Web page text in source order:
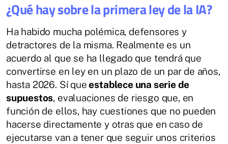
¿Qué hay sobre la primera ley de la IA?
Ha habido mucha polémica, defensores y
detractores de la misma. Realmente es un
acuerdo al que se ha llegado que tendrá que
convertirse en ley en un plazo de un par de años,
hasta 2026. Sí queestablece una serie de
supuestos, evaluaciones de riesgo que, en
función de ellos, hay cuestiones que no pueden
hacerse directamente y otras que en caso de
ejecutarse van a tener que seguir unos criterios